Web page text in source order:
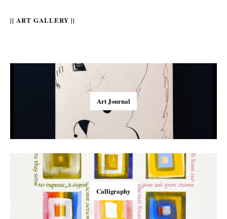
|| ART GALLERY ||
Art Journal
Calligraphy